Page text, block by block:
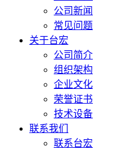
公司新闻
常见问题
关于台宏
公司简介
组织架构
企业文化
荣誉证书
技术设备
联系我们
联系台宏